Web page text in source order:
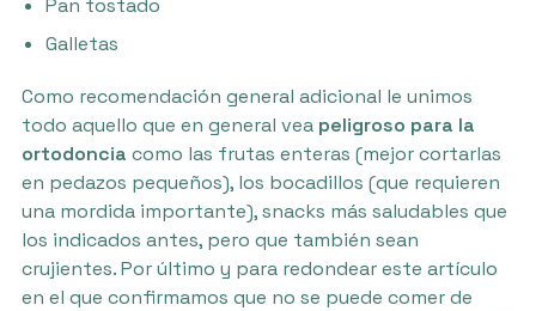
Galletas
Como recomendación general adicional le unimos
todo aquello que en general vea peligroso para la
ortodoncia como las frutas enteras (mejor cortarlas
en pedazos pequeños), los bocadillos (que requieren
una mordida importante), snacks más saludables que
los indicados antes, pero que también sean
crujientes. Por último y para redondear este artículo
en el que confirmamos que no se puede comer de